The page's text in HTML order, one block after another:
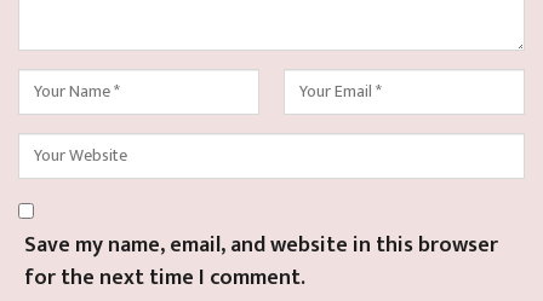
Save my name, email, and website in this browser
for the next time I comment.